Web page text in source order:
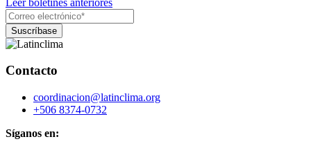
Contacto
coordinacion@latinclima.org
+506 8374-0732
Síganos en: